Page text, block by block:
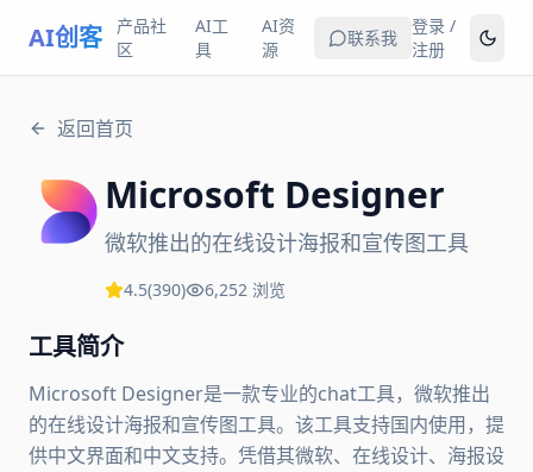
AI创客
产品社
区
AI工
具
AI资
源
联系我
登录 /
注册
返回首页
Microsoft Designer
微软推出的在线设计海报和宣传图工具
4.5(390) 6,252 浏览
工具简介
Microsoft Designer是一款专业的chat工具，微软推出
的在线设计海报和宣传图工具。该工具支持国内使用，提
供中文界面和中文支持。凭借其微软、在线设计、海报设